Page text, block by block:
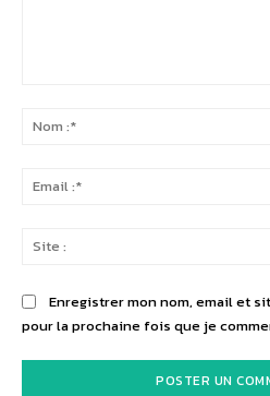
Enregistrer mon nom, email et
pour la prochaine fois que je